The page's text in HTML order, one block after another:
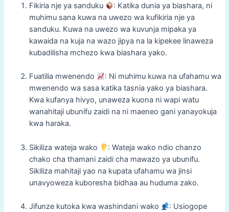
Fikiria nje ya sanduku
: Katika dunia ya biashara, ni
muhimu sana kuwa na uwezo wa kufikiria nje ya
sanduku. Kuwa na uwezo wa kuvunja mipaka ya
kawaida na kuja na wazo jipya na la kipekee linaweza
kubadilisha mchezo kwa biashara yako.
Fuatilia mwenendo
: Ni muhimu kuwa na ufahamu wa
mwenendo wa sasa katika tasnia yako ya biashara.
Kwa kufanya hivyo, unaweza kuona ni wapi watu
wanahitaji ubunifu zaidi na ni maeneo gani yanayokuja
kwa haraka.
Sikiliza wateja wako
: Wateja wako ndio chanzo
chako cha thamani zaidi cha mawazo ya ubunifu.
Sikiliza mahitaji yao na kupata ufahamu wa jinsi
unavyoweza kuboresha bidhaa au huduma zako.
Jifunze kutoka kwa washindani wako
: Usiogope